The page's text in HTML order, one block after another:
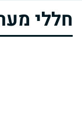
חללי